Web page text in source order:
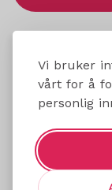
Vi bruker
vårt for å
personlig